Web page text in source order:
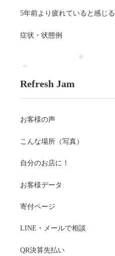
5年前より疲れていると感じ
症状・状態例
Refresh Jam
お客様の声
こんな場所（写真）
自分のお店に！
お客様データ
寄付ページ
LINE・メールで相談
QR決算先払い